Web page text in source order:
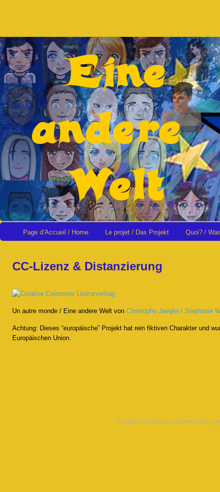
Page d’Accueil / Home Le projet / Das Projekt Quoi? /
CC-Lizenz & Distanzierung
Un autre monde / Eine andere Welt von Christophe Jaeglin / Stephanie
Achtung: Dieses “europäische” Projekt hat rein fiktiven Charakter und
Europäischen Union.
Un autre monde/Eine andere Welt is